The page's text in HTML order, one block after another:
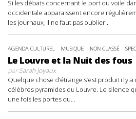
Si les débats concernant le port du voile
occidentale apparaissent encore
les journaux, il ne faut pas oublier...
AGENDA CULTUREL MUSIQUE NON CLASSÉ
Le Louvre et la Nuit des fous
parSarah Joyaux
Quelque chose d’étrange s’est produit il y
célèbres pyramides du Louvre. Le silence
une fois les portes du...